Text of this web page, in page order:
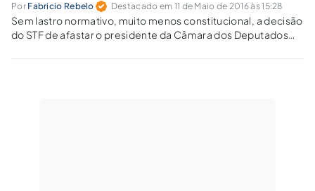
Por Fabricio Rebelo Destacado em 11 de Maio de 2016 às 15:28
Sem lastro normativo, muito menos constitucional, a decisão
do STF de afastar o presidente da Câmara dos Deputados
concepção de que os fins justificam os meios.